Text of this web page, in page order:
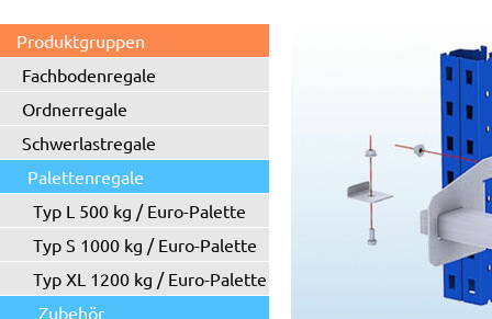
Produktgruppen
Fachbodenregale
Ordnerregale
Schwerlastregale
Palettenregale
Typ L 500 kg / Euro-Palette
Typ S 1000 kg / Euro-Palette
Typ XL 1200 kg / Euro-Palette
Zubehör